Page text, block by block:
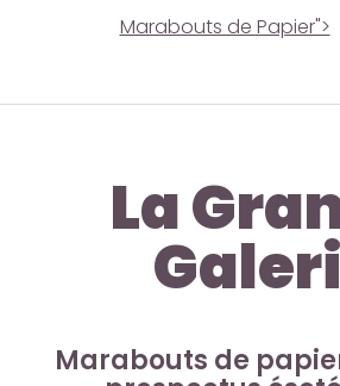
Marabouts de Papier">
La
Marabouts de